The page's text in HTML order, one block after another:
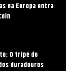
na Europa entra
O tripé do
duradouros